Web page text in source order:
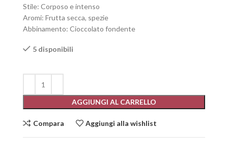
Stile: Corposo e intenso
Aromi: Frutta secca, spezie
Abbinamento: Cioccolato fondente
5 disponibili
AGGIUNGI AL CARRELLO
Compara Aggiungi alla wishlist